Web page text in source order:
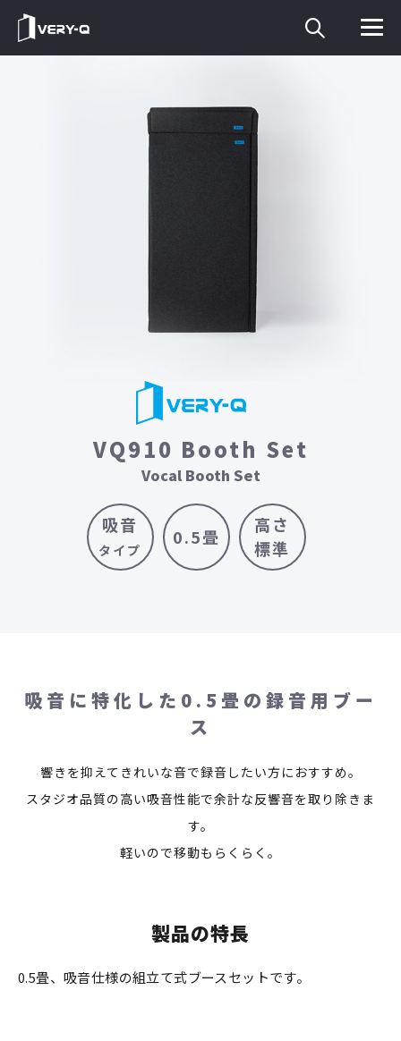
VQ910 Booth Set
Vocal Booth Set
吸音
タイプ
0.5畳
高さ
標準
吸音に特化した0.5畳の録音用ブー
ス
響きを抑えてきれいな音で録音したい方におすすめ。
スタジオ品質の高い吸音性能で余計な反響音を取り除きま
す。
軽いので移動もらくらく。
製品の特長
0.5畳、吸音仕様の組立て式ブースセットです。